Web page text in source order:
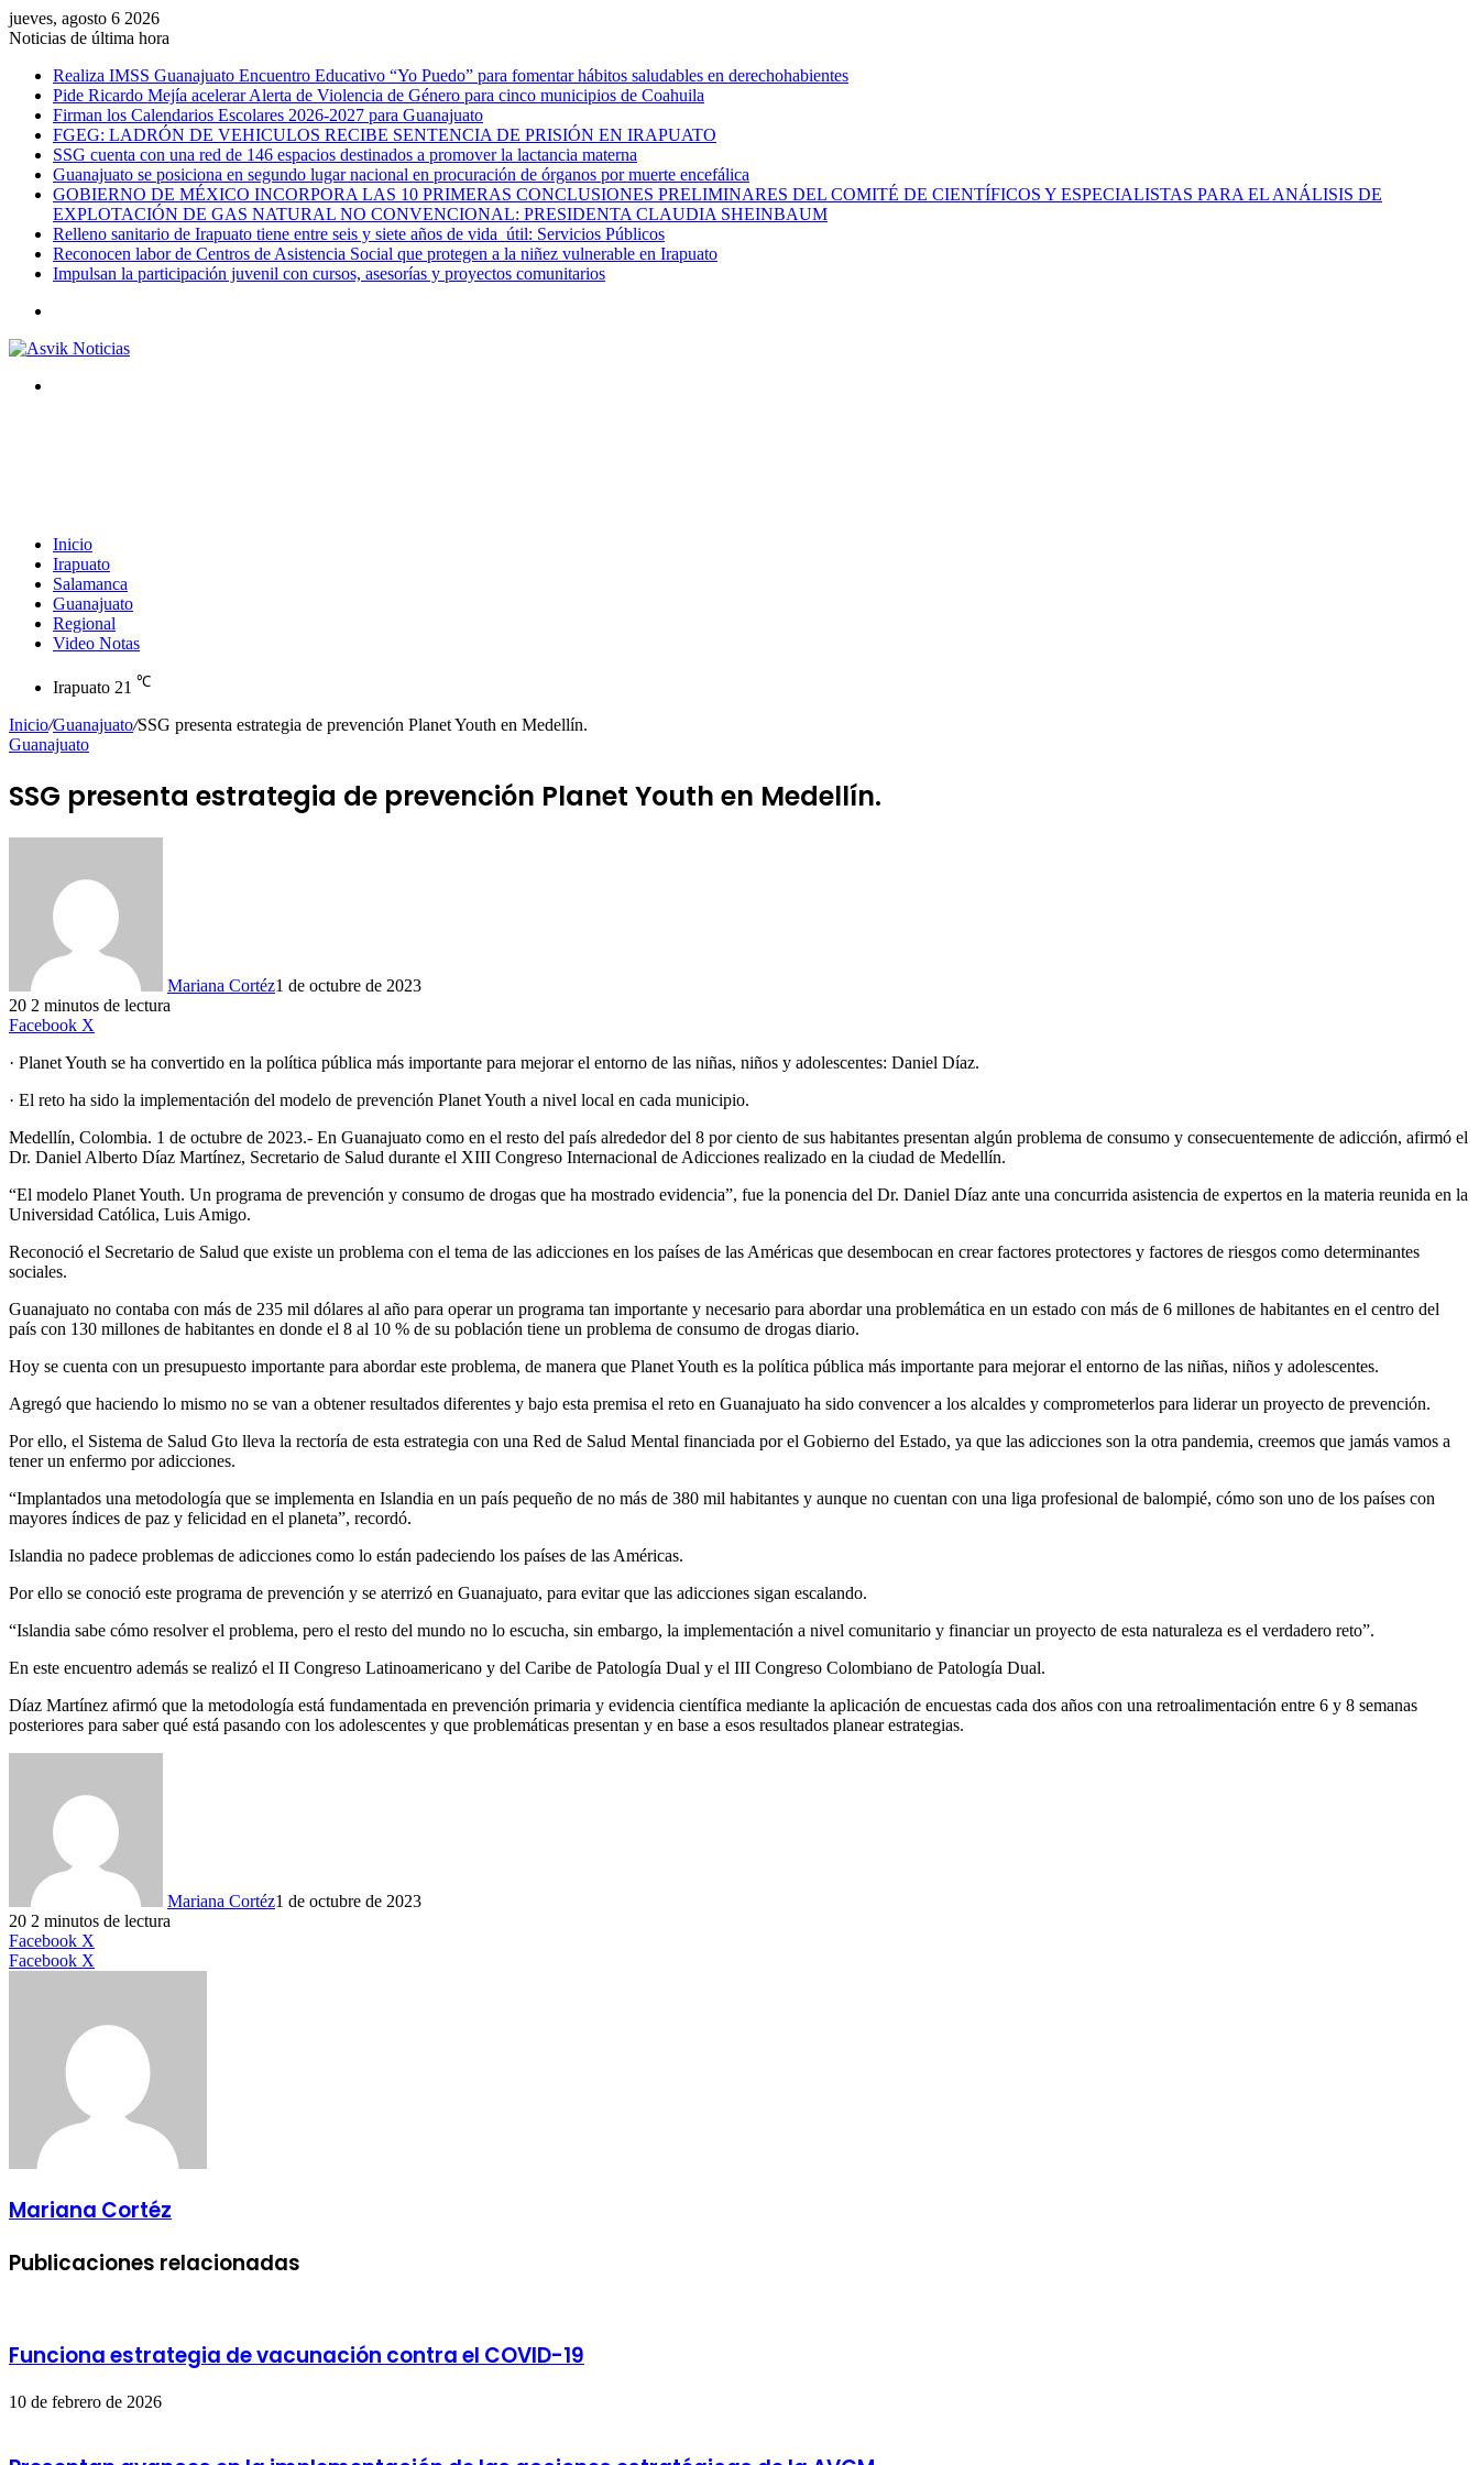
jueves, agosto 6 2026
Noticias de última hora
Realiza IMSS Guanajuato Encuentro Educativo “Yo Puedo” para fomentar hábitos saludables en derechohabientes
Pide Ricardo Mejía acelerar Alerta de Violencia de Género para cinco municipios de Coahuila
Firman los Calendarios Escolares 2026-2027 para Guanajuato
FGEG: LADRÓN DE VEHICULOS RECIBE SENTENCIA DE PRISIÓN EN IRAPUATO
SSG cuenta con una red de 146 espacios destinados a promover la lactancia materna
Guanajuato se posiciona en segundo lugar nacional en procuración de órganos por muerte encefálica
GOBIERNO DE MÉXICO INCORPORA LAS 10 PRIMERAS CONCLUSIONES PRELIMINARES DEL COMITÉ DE CIENTÍFICOS Y ESPECIALISTAS PARA EL ANÁLISIS DE
EXPLOTACIÓN DE GAS NATURAL NO CONVENCIONAL: PRESIDENTA CLAUDIA SHEINBAUM
Relleno sanitario de Irapuato tiene entre seis y siete años de vida útil: Servicios Públicos
Reconocen labor de Centros de Asistencia Social que protegen a la niñez vulnerable en Irapuato
Impulsan la participación juvenil con cursos, asesorías y proyectos comunitarios
Inicio
Irapuato
Salamanca
Guanajuato
Regional
Video Notas
Irapuato 21 ℃
Inicio/Guanajuato/SSG presenta estrategia de prevención Planet Youth en Medellín.
Guanajuato
SSG presenta estrategia de prevención Planet Youth en Medellín.
Mariana Cortéz1 de octubre de 2023
20 2 minutos de lectura
Facebook X
· Planet Youth se ha convertido en la política pública más importante para mejorar el entorno de las niñas, niños y adolescentes: Daniel Díaz.
· El reto ha sido la implementación del modelo de prevención Planet Youth a nivel local en cada municipio.
Medellín, Colombia. 1 de octubre de 2023.- En Guanajuato como en el resto del país alrededor del 8 por ciento de sus habitantes presentan algún problema de consumo y consecuentemente de adicción, afirmó el
Dr. Daniel Alberto Díaz Martínez, Secretario de Salud durante el XIII Congreso Internacional de Adicciones realizado en la ciudad de Medellín.
“El modelo Planet Youth. Un programa de prevención y consumo de drogas que ha mostrado evidencia”, fue la ponencia del Dr. Daniel Díaz ante una concurrida asistencia de expertos en la materia reunida en la
Universidad Católica, Luis Amigo.
Reconoció el Secretario de Salud que existe un problema con el tema de las adicciones en los países de las Américas que desembocan en crear factores protectores y factores de riesgos como determinantes
sociales.
Guanajuato no contaba con más de 235 mil dólares al año para operar un programa tan importante y necesario para abordar una problemática en un estado con más de 6 millones de habitantes en el centro del
país con 130 millones de habitantes en donde el 8 al 10 % de su población tiene un problema de consumo de drogas diario.
Hoy se cuenta con un presupuesto importante para abordar este problema, de manera que Planet Youth es la política pública más importante para mejorar el entorno de las niñas, niños y adolescentes.
Agregó que haciendo lo mismo no se van a obtener resultados diferentes y bajo esta premisa el reto en Guanajuato ha sido convencer a los alcaldes y comprometerlos para liderar un proyecto de prevención.
Por ello, el Sistema de Salud Gto lleva la rectoría de esta estrategia con una Red de Salud Mental financiada por el Gobierno del Estado, ya que las adicciones son la otra pandemia, creemos que jamás vamos a
tener un enfermo por adicciones.
“Implantados una metodología que se implementa en Islandia en un país pequeño de no más de 380 mil habitantes y aunque no cuentan con una liga profesional de balompié, cómo son uno de los países con
mayores índices de paz y felicidad en el planeta”, recordó.
Islandia no padece problemas de adicciones como lo están padeciendo los países de las Américas.
Por ello se conoció este programa de prevención y se aterrizó en Guanajuato, para evitar que las adicciones sigan escalando.
“Islandia sabe cómo resolver el problema, pero el resto del mundo no lo escucha, sin embargo, la implementación a nivel comunitario y financiar un proyecto de esta naturaleza es el verdadero reto”.
En este encuentro además se realizó el II Congreso Latinoamericano y del Caribe de Patología Dual y el III Congreso Colombiano de Patología Dual.
Díaz Martínez afirmó que la metodología está fundamentada en prevención primaria y evidencia científica mediante la aplicación de encuestas cada dos años con una retroalimentación entre 6 y 8 semanas
posteriores para saber qué está pasando con los adolescentes y que problemáticas presentan y en base a esos resultados planear estrategias.
Mariana Cortéz1 de octubre de 2023
20 2 minutos de lectura
Facebook X
Facebook X
Mariana Cortéz
Publicaciones relacionadas
Funciona estrategia de vacunación contra el COVID-19
10 de febrero de 2026